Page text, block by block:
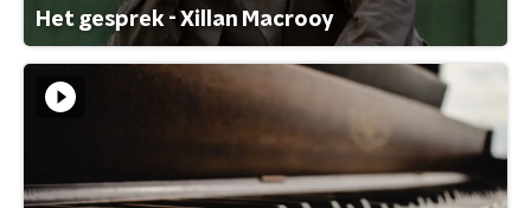
Het gesprek - Xillan Macrooy